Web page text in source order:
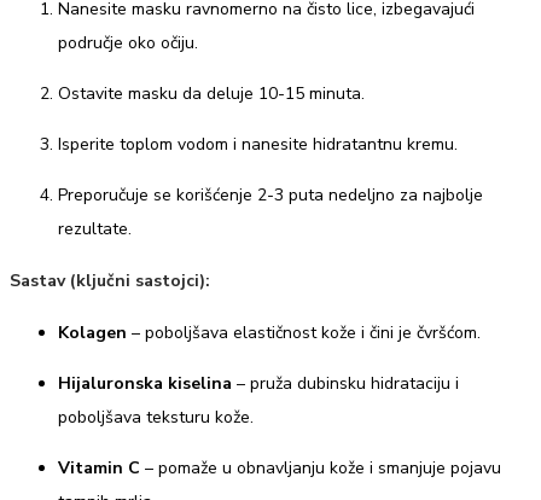
Nanesite masku ravnomerno na čisto lice, izbegavajući
područje oko očiju.
Ostavite masku da deluje 10-15 minuta.
Isperite toplom vodom i nanesite hidratantnu kremu.
Preporučuje se korišćenje 2-3 puta nedeljno za najbolje
rezultate.
Sastav (ključni sastojci):
Kolagen – poboljšava elastičnost kože i čini je čvršćom.
Hijaluronska kiselina – pruža dubinsku hidrataciju i
poboljšava teksturu kože.
Vitamin C – pomaže u obnavljanju kože i smanjuje pojavu